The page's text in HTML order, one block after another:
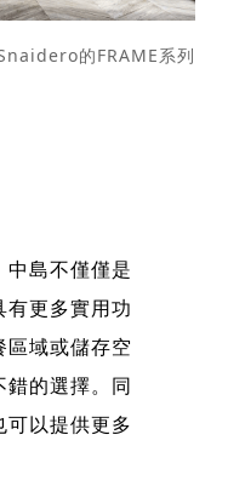
的FRAME系列
中島不僅僅是
有更多實用功
區域或儲存空
錯的選擇。同
可以提供更多